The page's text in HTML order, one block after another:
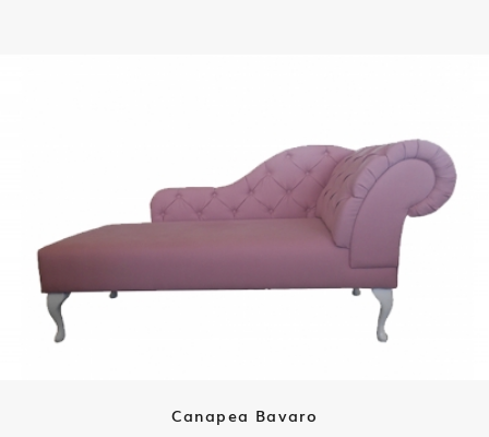
Canapea Bavaro